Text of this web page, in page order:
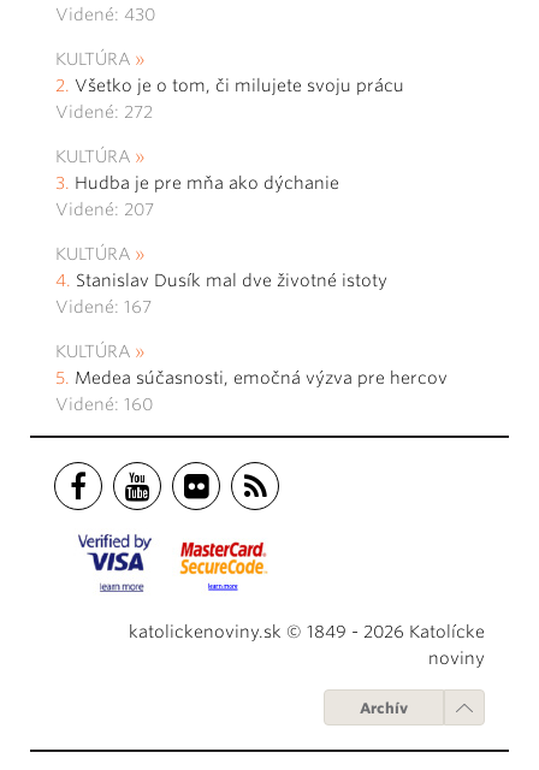
Videné: 430
KULTÚRA
Všetko je o tom, či milujete svoju prácu
Videné: 272
KULTÚRA
Hudba je pre mňa ako dýchanie
Videné: 207
KULTÚRA
Stanislav Dusík mal dve životné istoty
Videné: 167
KULTÚRA
Medea súčasnosti, emočná výzva pre hercov
Videné: 160
katolickenoviny.sk © 1849 - 2026 Katolícke
noviny
Archív